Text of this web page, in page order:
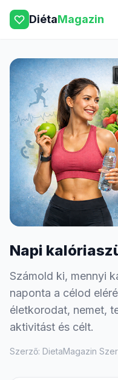
DiétaMagazin
Napi
Számold ki, mennyi
naponta a célod
életkorodat, nemet,
aktivitást és célt.
Szerző: DietaMagazin